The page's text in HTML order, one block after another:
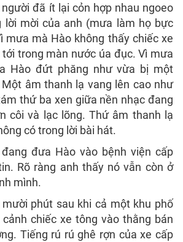
đã ít lại cỏn hợp nhau ngoeo
lời mời của anh (mưa làm họ bực
mưa mà Hào không thấy chiếc xe
trong màn nước úa đục. Vì mưa
Hào đứt phăng như vừa bị một
âm thanh lạ vang lên cao như
thứ ba xen giữa nền nhạc đang
côi và lạc lõng. Thứ âm thanh lạ
có trong lời bài hát.
đưa Hào vào bệnh viện cấp
Rõ ràng anh thấy nó vẫn còn ở
mình.
phút sau khi cả một khu phố
chiếc xe tông vào thằng bán
Tiếng rú rú ghê rợn của xe cấp